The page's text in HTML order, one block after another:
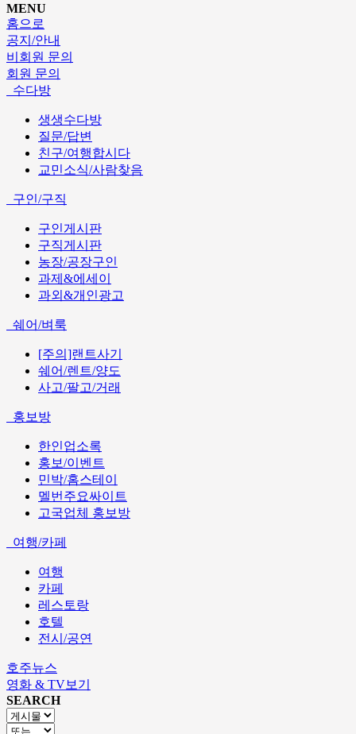
MENU
홈으로
공지/안내
비회원 문의
회원 문의
수다방
생생수다방
질문/답변
친구/여행합시다
교민소식/사람찾음
구인/구직
구인게시판
구직게시판
농장/공장구인
과제&에세이
과외&개인광고
쉐어/벼룩
[주의]랜트사기
쉐어/렌트/양도
사고/팔고/거래
홍보방
한인업소록
홍보/이벤트
민박/홈스테이
멜번주요싸이트
고국업체 홍보방
여행/카페
여행
카페
레스토랑
호텔
전시/공연
호주뉴스
영화 & TV보기
SEARCH